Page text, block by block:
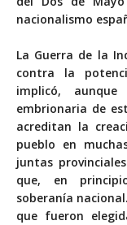
nacionalismo
La Guerra de la
contra la
implicó,
embrionaria de
acreditan la
pueblo en
juntas
que, en
soberanía
que fueron